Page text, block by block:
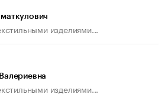
изделиями...
изделиями...